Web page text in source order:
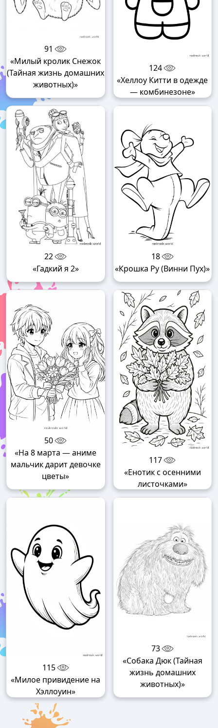
91
«Милый кролик Снежок
(Тайная жизнь домашних
животных)»
124
«Хеллоу Китти в одежде
— комбинезоне»
22
«Гадкий я 2»
18
«Крошка Ру (Винни Пух)»
50
«На 8 марта — аниме
мальчик дарит девочке
цветы»
117
«Енотик с осенними
листочками»
115
«Милое привидение на
Хэллоуин»
73
«Собака Дюк (Тайная
жизнь домашних
животных)»